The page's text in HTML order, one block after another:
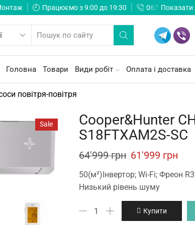
Працюємо з 9:00 до 19:30 067 Показати
Головна Товари Види робіт Оплата і доставка
повітря-повітря
Sale
Cooper&Hunter
S18FTXAM2S-SC
64'999грн Original
price
was:
64'999 грн.
61'999 грн
50(м²)Інвертор; Wi-Fi; Фреон
Низький рівень шуму
Cooper&Hunter
Купити